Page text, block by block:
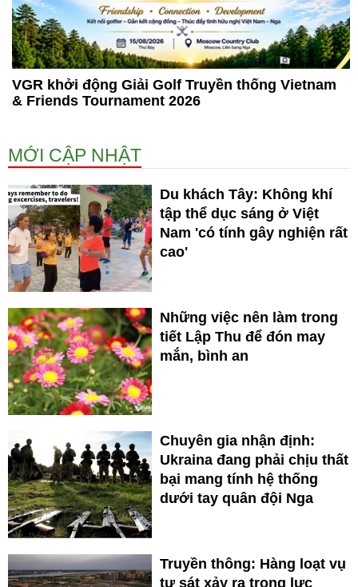
VGR khởi động Giải Golf Truyền thống Vietnam
& Friends Tournament 2026
MỚI CẬP NHẬT
Du khách Tây: Không khí
tập thể dục sáng ở Việt
Nam 'có tính gây nghiện rất
cao'
Những việc nên làm trong
tiết Lập Thu để đón may
mắn, bình an
Chuyên gia nhận định:
Ukraina đang phải chịu thất
bại mang tính hệ thống
dưới tay quân đội Nga
Truyền thông: Hàng loạt vụ
tự sát xảy ra trong lực